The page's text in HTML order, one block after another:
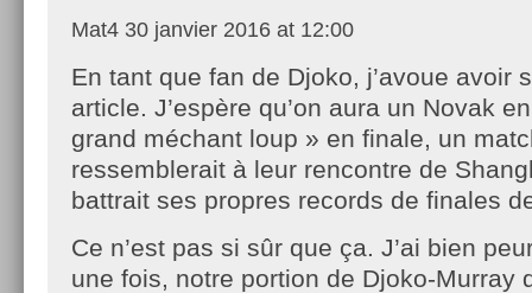
Mat4 30 janvier 2016 at 12:00
En tant que fan de Djoko, j’avoue avoir
article. J’espère qu’on aura un Novak
grand méchant loup » en finale, un
ressemblerait à leur rencontre de
battrait ses propres records de finales
Ce n’est pas si sûr que ça. J’ai bien
une fois, notre portion de Djoko-Murray